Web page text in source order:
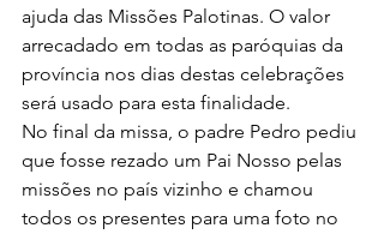
ajuda das Missões Palotinas. O valor
arrecadado em todas as paróquias da
província nos dias destas celebrações
será usado para esta finalidade.
No final da missa, o padre Pedro pediu
que fosse rezado um Pai Nosso pelas
missões no país vizinho e chamou
todos os presentes para uma foto no